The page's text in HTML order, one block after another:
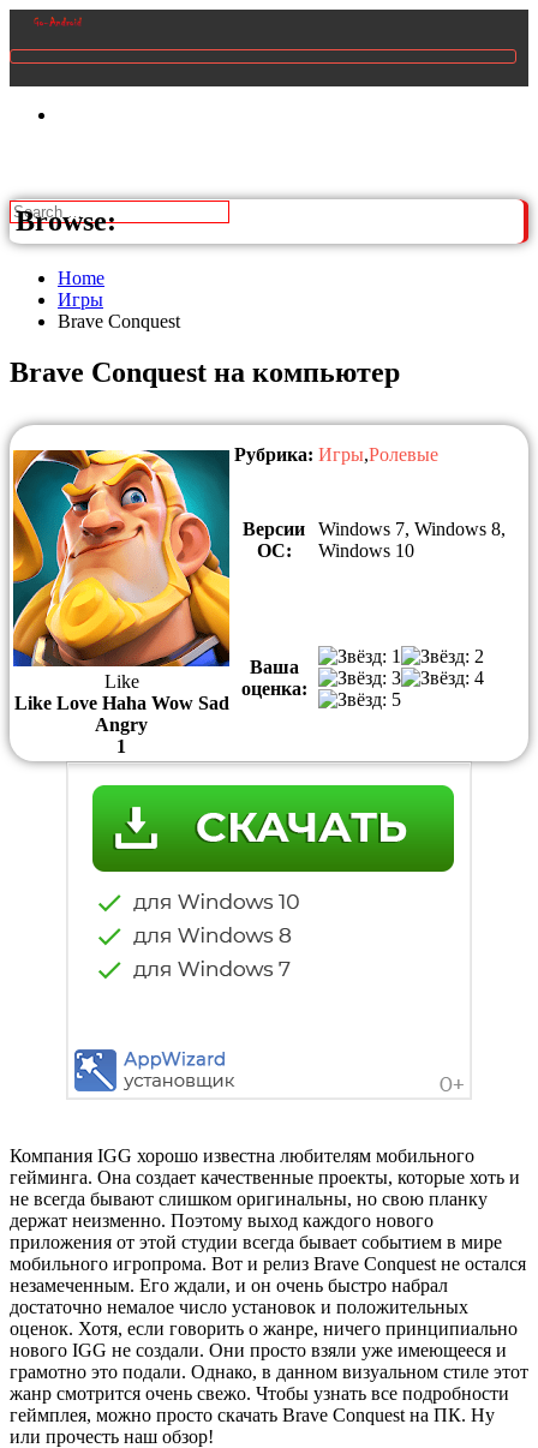
Browse:
Home
Игры
Brave Conquest
Brave Conquest на компьютер
Like
Like Love Haha Wow Sad
Angry
1
Рубрика: Игры,Ролевые
Версии
ОС:
Windows 7, Windows 8,
Windows 10
Ваша
оценка:
Компания IGG хорошо известна любителям мобильного
гейминга. Она создает качественные проекты, которые хоть и
не всегда бывают слишком оригинальны, но свою планку
держат неизменно. Поэтому выход каждого нового
приложения от этой студии всегда бывает событием в мире
мобильного игропрома. Вот и релиз Brave Conquest не остался
незамеченным. Его ждали, и он очень быстро набрал
достаточно немалое число установок и положительных
оценок. Хотя, если говорить о жанре, ничего принципиально
нового IGG не создали. Они просто взяли уже имеющееся и
грамотно это подали. Однако, в данном визуальном стиле этот
жанр смотрится очень свежо. Чтобы узнать все подробности
геймплея, можно просто скачать Brave Conquest на ПК. Ну
или прочесть наш обзор!